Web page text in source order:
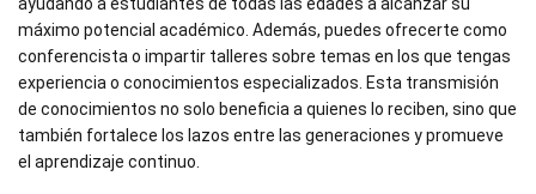
ayudando a estudiantes de todas las edades a alcanzar su
máximo potencial académico. Además, puedes ofrecerte como
conferencista o impartir talleres sobre temas en los que tengas
experiencia o conocimientos especializados. Esta transmisión
de conocimientos no solo beneficia a quienes lo reciben, sino que
también fortalece los lazos entre las generaciones y promueve
el aprendizaje continuo.